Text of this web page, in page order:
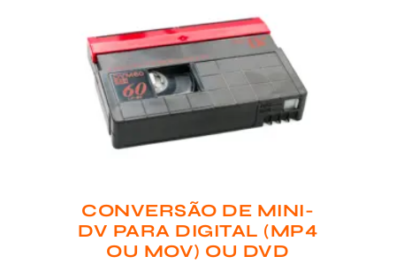
CONVERSÃO DE MINI-
DV PARA DIGITAL (MP4
OU MOV) OU DVD